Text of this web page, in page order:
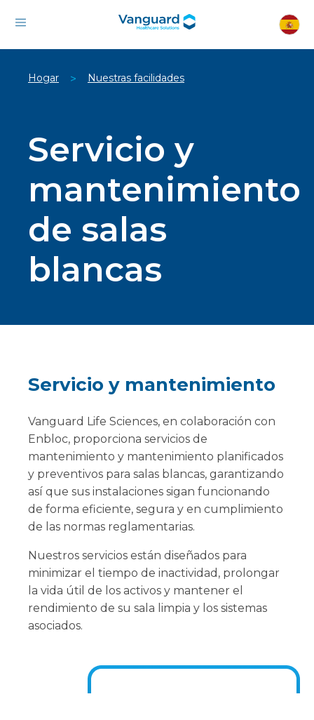
Hogar > Nuestras facilidades
Servicio y
mantenimiento
de salas
blancas
Servicio y mantenimiento
Vanguard Life Sciences, en colaboración con
Enbloc, proporciona servicios de
mantenimiento y mantenimiento planificados
y preventivos para salas blancas, garantizando
así que sus instalaciones sigan funcionando
de forma eficiente, segura y en cumplimiento
de las normas reglamentarias.
Nuestros servicios están diseñados para
minimizar el tiempo de inactividad, prolongar
la vida útil de los activos y mantener el
rendimiento de su sala limpia y los sistemas
asociados.